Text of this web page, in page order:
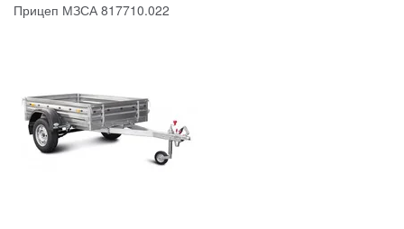
Прицеп МЗСА 817710.022